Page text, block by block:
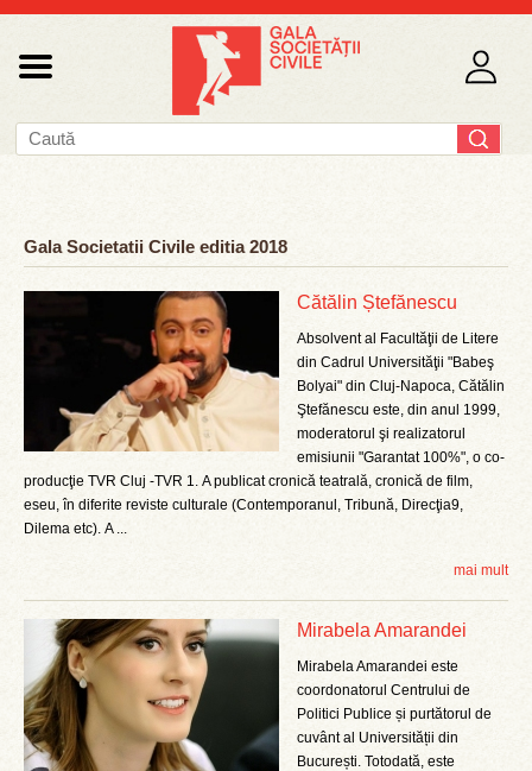
Gala Societatii Civile editia 2018
Cătălin Ștefănescu
Absolvent al Facultăţii de Litere
din Cadrul Universităţii "Babeş
Bolyai" din Cluj-Napoca, Cătălin
Ştefănescu este, din anul 1999,
moderatorul şi realizatorul
emisiunii "Garantat 100%", o co-
producţie TVR Cluj -TVR 1. A publicat cronică teatrală, cronică de film,
eseu, în diferite reviste culturale (Contemporanul, Tribună, Direcţia9,
Dilema etc). A ...
mai mult
Mirabela Amarandei
Mirabela Amarandei este
coordonatorul Centrului de
Politici Publice și purtătorul de
cuvânt al Universității din
București. Totodată, este